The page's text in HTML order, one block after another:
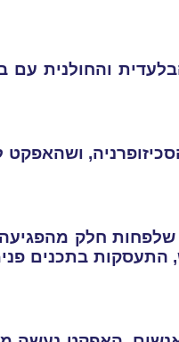
והחולנית
שלפחות חלק
בתכנים